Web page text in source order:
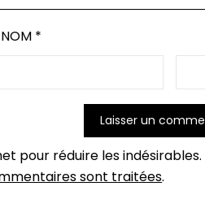
NOM *
pour réduire les indésirables.
sont traitées.